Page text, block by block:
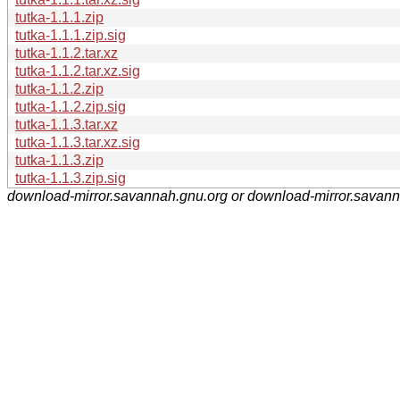
tutka-1.1.1.zip
tutka-1.1.1.zip.sig
tutka-1.1.2.tar.xz
tutka-1.1.2.tar.xz.sig
tutka-1.1.2.zip
tutka-1.1.2.zip.sig
tutka-1.1.3.tar.xz
tutka-1.1.3.tar.xz.sig
tutka-1.1.3.zip
tutka-1.1.3.zip.sig
download-mirror.savannah.gnu.org or download-